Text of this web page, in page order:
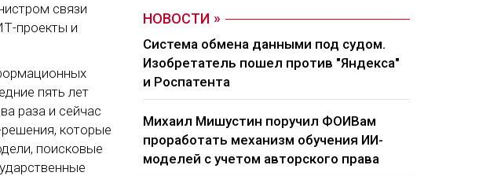
связи
проекты и
пять лет
раза и сейчас
которые
поисковые
НОВОСТИ
Система обмена данными под судом.
Изобретатель пошел против "Яндекса"
и Роспатента
Михаил Мишустин поручил ФОИВам
проработать механизм обучения ИИ-
моделей с учетом авторского права